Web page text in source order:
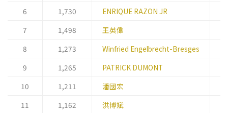
6
1,730 ENRIQUE RAZON JR
7
1,498 王英偉
8
1,273 Winfried Engelbrecht-Bresges
9
1,265 PATRICK DUMONT
10
1,211 潘國宏
11
1,162 洪博斌